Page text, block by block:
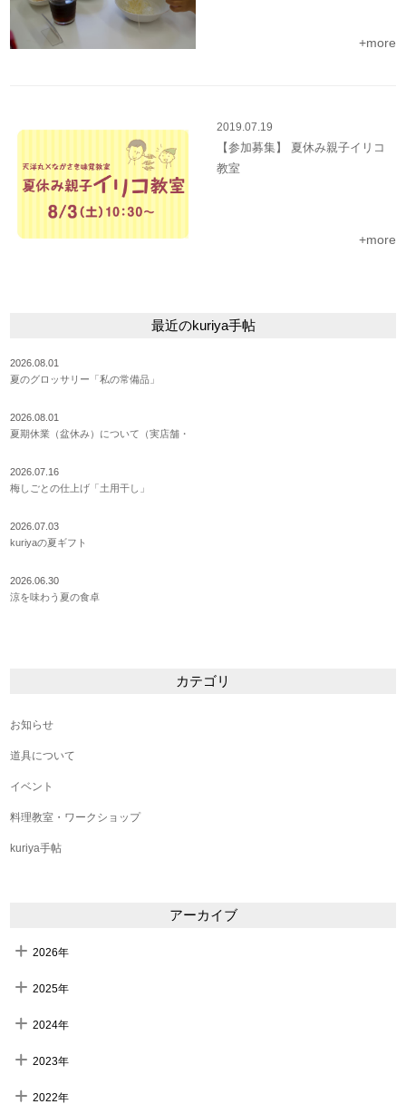
+more
2019.07.19
【参加募集】 夏休み親子イリコ
教室
+more
最近のkuriya手帖
2026.08.01
夏のグロッサリー「私の常備品」
2026.08.01
夏期休業（盆休み）について（実店舗・
2026.07.16
梅しごとの仕上げ「土用干し」
2026.07.03
kuriyaの夏ギフト
2026.06.30
涼を味わう夏の食卓
カテゴリ
お知らせ
道具について
イベント
料理教室・ワークショップ
kuriya手帖
アーカイブ
2026年
2025年
2024年
2023年
2022年